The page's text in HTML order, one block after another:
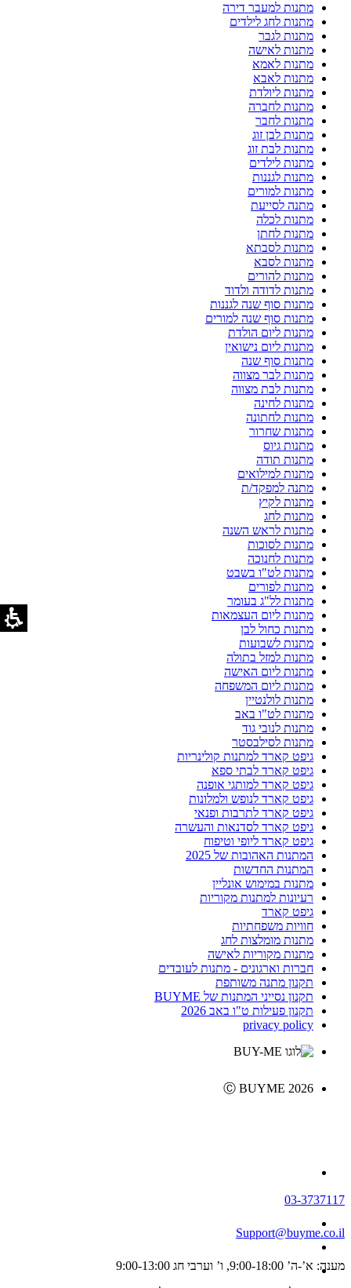
מתנות למעבר דירה
מתנות לחג לילדים
מתנות לגבר
מתנות לאישה
מתנות לאמא
מתנות לאבא
מתנות ליולדת
מתנות לחברה
מתנות לחבר
מתנות לבן זוג
מתנות לבת זוג
מתנות לילדים
מתנות לגננות
מתנות למורים
מתנה לסייעת
מתנות לכלה
מתנות לחתן
מתנות לסבתא
מתנות לסבא
מתנות להורים
מתנות לדודה ולדוד
מתנות סוף שנה לגננות
מתנות סוף שנה למורים
מתנות ליום הולדת
מתנות ליום נישואין
מתנות סוף שנה
מתנות לבר מצווה
מתנות לבת מצווה
מתנות לחינה
מתנות לחתונה
מתנות שחרור
מתנות גיוס
מתנות תודה
מתנות למילואים
מתנה למפקד/ת
מתנות לקיץ
מתנות לחג
מתנות לראש השנה
מתנות לסוכות
מתנות לחנוכה
מתנות לט"ו בשבט
מתנות לפורים
מתנות לל"ג בעומר
מתנות ליום העצמאות
מתנות כחול לבן
מתנות לשבועות
מתנות למזל בתולה
מתנות ליום האישה
מתנות ליום המשפחה
מתנות לולנטיין
מתנות לט"ו באב
מתנות לנובי גוד
מתנות לסילבסטר
גיפט קארד למתנות קולינריות
גיפט קארד לבתי ספא
גיפט קארד למותגי אופנה
גיפט קארד לנופש ולמלונות
גיפט קארד לתרבות ופנאי
גיפט קארד לסדנאות והעשרה
גיפט קארד ליופי וטיפוח
המתנות האהובות של 2025
המתנות החדשות
מתנות במימוש אונליין
רעיונות למתנות מקוריות
גיפט קארד
חוויות משפחתיות
מתנות מומלצות לחג
מתנות מקוריות לאישה
חברות וארגונים - מתנות לעובדים
תקנון מתנה משותפת
תקנון נסייני המתנות של BUYME
תקנון פעילות ט"ו באב 2026
privacy policy
Ⓒ BUYME 2026
03-3737117
Support@buyme.co.il
מענה: א’-ה’ 9:00-18:00, ו’ וערבי חג 9:00-13:00